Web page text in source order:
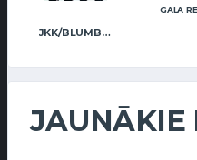
JKK/BLUMBERGA-BĒRZIŅA
GALA
JAUNĀKIE